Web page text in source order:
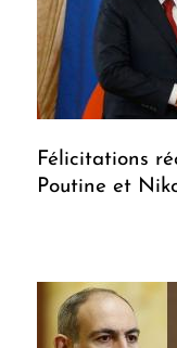
Félicitations
Poutine et